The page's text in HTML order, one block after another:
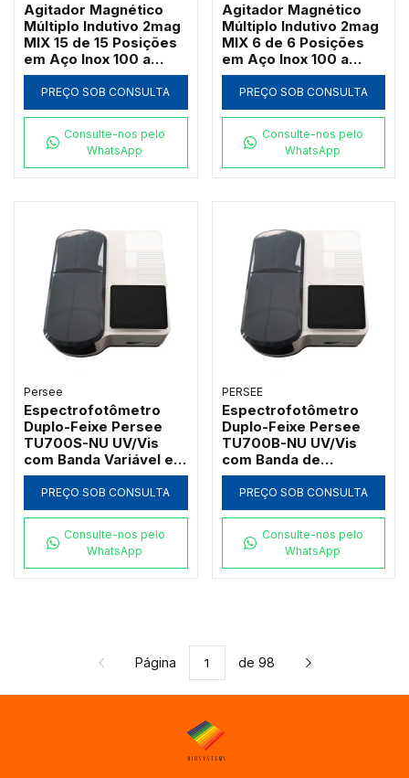
Agitador Magnético
Múltiplo Indutivo 2mag
MIX 15 de 15 Posições
em Aço Inox 100 a
2000 RPM (Até
3000ml por Ponto)
PREÇO SOB CONSULTA
Consulte-nos pelo
WhatsApp
Agitador Magnético
Múltiplo Indutivo 2mag
MIX 6 de 6 Posições
em Aço Inox 100 a
2000 RPM (Até
3000ml por Ponto)
PREÇO SOB CONSULTA
Consulte-nos pelo
WhatsApp
Persee
Espectrofotômetro
Duplo-Feixe Persee
TU700S-NU UV/Vis
com Banda Variável e
Software UVWin (190 a
1100nm)
PREÇO SOB CONSULTA
Consulte-nos pelo
WhatsApp
PERSEE
Espectrofotômetro
Duplo-Feixe Persee
TU700B-NU UV/Vis
com Banda de
Passagem 2nm e
Software UVWin (190 a
1100nm)
PREÇO SOB CONSULTA
Consulte-nos pelo
WhatsApp
Página de 98